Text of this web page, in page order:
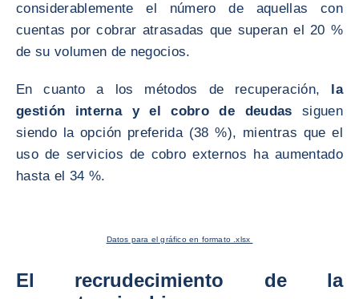
considerablemente el número de aquellas con
cuentas por cobrar atrasadas que superan el 20 %
de su volumen de negocios.
En cuanto a los métodos de recuperación, la
gestión interna y el cobro de deudas siguen
siendo la opción preferida (38 %), mientras que el
uso de servicios de cobro externos ha aumentado
hasta el 34 %.
Datos para el gráfico en formato .xlsx
El recrudecimiento de la